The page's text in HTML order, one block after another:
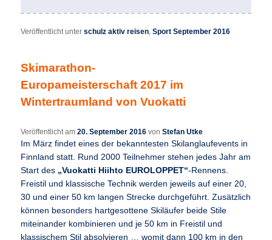
Veröffentlicht unter schulz aktiv reisen,Sport September 2016
Skimarathon-
Europameisterschaft 2017 im
Wintertraumland von Vuokatti
Veröffentlicht am20. September 2016 vonStefan Utke
Im März findet eines der bekanntesten Skilanglaufevents in
Finnland statt. Rund 2000 Teilnehmer stehen jedes Jahr am
Start des „Vuokatti Hiihto EUROLOPPET“-Rennens.
Freistil und klassische Technik werden jeweils auf einer 20,
30 und einer 50 km langen Strecke durchgeführt. Zusätzlich
können besonders hartgesottene Skiläufer beide Stile
miteinander kombinieren und je 50 km in Freistil und
klassischem Stil absolvieren … womit dann 100 km in den